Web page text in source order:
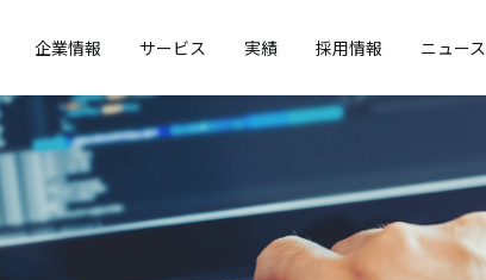
企業情報 サービス 実績 採用情報 ニュース